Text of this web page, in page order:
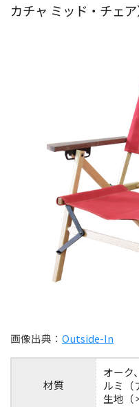
カチャ ミッド・チェア
画像出典： Outside-In
材質
オーク
ルミ（
生地（